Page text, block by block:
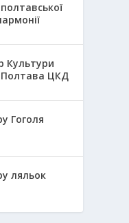
Культури
Полтава ЦКД
Гоголя
ляльок